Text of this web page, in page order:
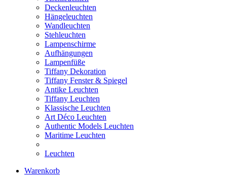
Deckenleuchten
Hängeleuchten
Wandleuchten
Stehleuchten
Lampenschirme
Aufhängungen
Lampenfüße
Tiffany Dekoration
Tiffany Fenster & Spiegel
Antike Leuchten
Tiffany Leuchten
Klassische Leuchten
Art Déco Leuchten
Authentic Models Leuchten
Maritime Leuchten
Leuchten
Warenkorb